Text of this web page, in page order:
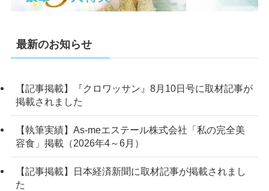
最新のお知らせ
【記事掲載】『クロワッサン』8月10日号に取材記事が
掲載されました
【執筆実績】As-meエステール株式会社「私の完全美
容食」掲載（2026年4～6月）
【記事掲載】日本経済新聞に取材記事が掲載されまし
た